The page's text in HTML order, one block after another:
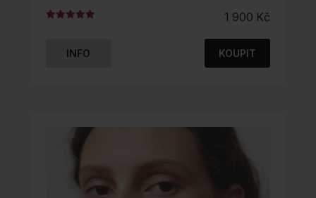
1 900 Kč
INFO KOUPIT
TENTO
VARIANT.
MOŽNOSTI
VYBRAT